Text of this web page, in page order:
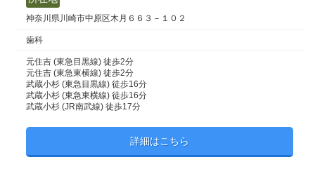
神奈川県川崎市中原区木月６６３－１０２
歯科
元住吉 (東急目黒線) 徒歩2分
元住吉 (東急東横線) 徒歩2分
武蔵小杉 (東急目黒線) 徒歩16分
武蔵小杉 (東急東横線) 徒歩16分
武蔵小杉 (JR南武線) 徒歩17分
詳細はこちら